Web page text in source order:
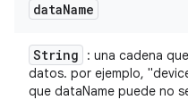
dataName
String
: una cadena
datos. por ejemplo,
que dataName puede no